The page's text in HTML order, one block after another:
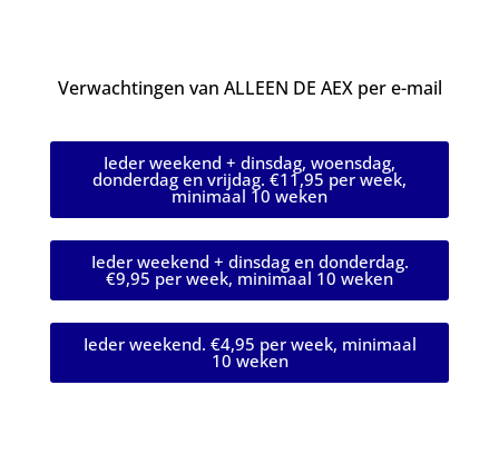
Verwachtingen van ALLEEN DE AEX per e-mail
Ieder weekend + dinsdag, woensdag,
donderdag en vrijdag. €11,95 per week,
minimaal 10 weken
Ieder weekend + dinsdag en donderdag.
€9,95 per week, minimaal 10 weken
Ieder weekend. €4,95 per week, minimaal
10 weken